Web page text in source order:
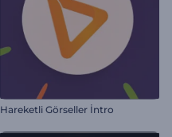
Hareketli Görseller İntro